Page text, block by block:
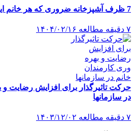
7 ظرف آشپزخانه ضروری که هر خانم ایرانی باید داشته باشد
۷ دقیقه مطالعه ۱۴۰۴/۰۲/۱۶
حرکت تاثیرگذار برای افزایش رضایت و
در سازمانها
۷ دقیقه مطالعه ۱۴۰۳/۱۲/۰۲